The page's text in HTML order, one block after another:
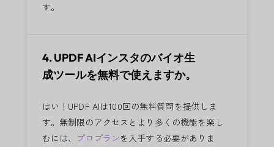
す。
4. UPDF AIインスタのバイオ生
成ツールを無料で使えますか。
はい！UPDF AIは100回の無料質問を提供しま
す。無制限のアクセスとより多くの機能を楽し
むには、 プロプランを入手する必要がありま